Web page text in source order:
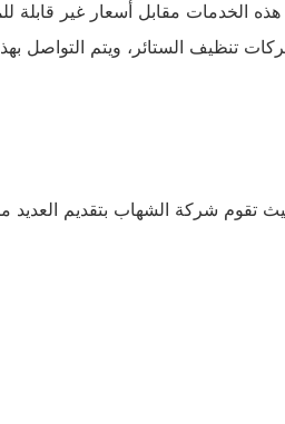
مقابل أسعار غير قابلة
تنظيف الستائر، ويتم التواصل
تقوم شركة الشهاب بتقديم